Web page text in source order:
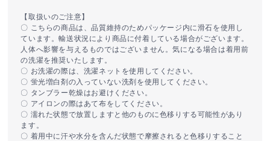
【取扱いのご注意】
〇 こちらの商品は、品質維持のためパッケージ内に滑石を使用し
ています。輸送状況により商品に付着している場合がございます。
人体へ影響を与えるものではございません。気になる場合は着用前
の洗濯を推奨いたします。
〇 お洗濯の際は、洗濯ネットを使用してください。
〇 蛍光増白剤の入っていない洗剤を使用してください。
〇 タンブラー乾燥はお避けください。
〇 アイロンの際はあて布をしてください。
〇 濡れた状態で放置しますと他のものに色移りする可能性があり
ます。
〇 着用中に汗や水分を含んだ状態で摩擦されると色移りすること